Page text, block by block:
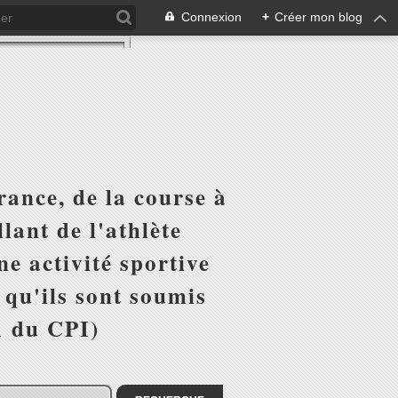
Connexion + Créer mon blog
de la course à
de l'athlète
activité sportive
sont soumis
du CPI)